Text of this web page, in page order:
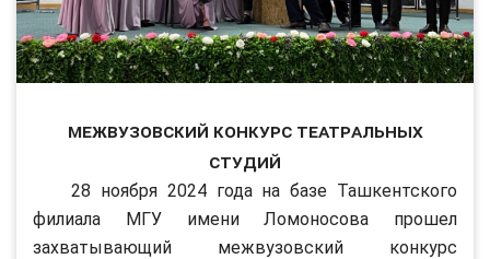
Межвузовский конкурс театральных
студий
28 ноября 2024 года на базе Ташкентского
филиала МГУ имени Ломоносова прошел
захватывающий межвузовский конкурс